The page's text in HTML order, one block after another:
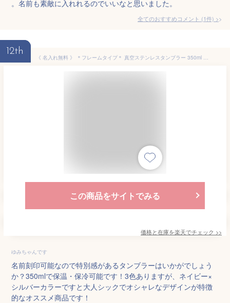
。名前も素敵に入れれるのでいいなと思いました。
全てのおすすめコメント (1件) >
12th
《 名入れ無料 》 ＊フレームタイプ＊ 真空ステンレスタンブラー 350ml 3色より選択 保温 保冷 マグ タンブラー コップ 名前入り 名前刻印 名入れタンブラー 名入れ タンブラー 名入れ オシャレ かわいい 誕生日 記念日 ギフト 贈り物 プレゼント 送料無料
この商品をサイトでみる
価格と在庫を楽天でチェック >>
ゆみちゃんです
名前刻印可能なので特別感があるタンブラーはいかがでしょう
か？350mlで保温・保冷可能です！3色ありますが、ネイビー×
シルバーカラーですと大人シックでオシャレなデザインが特徴
的なオススメ商品です！